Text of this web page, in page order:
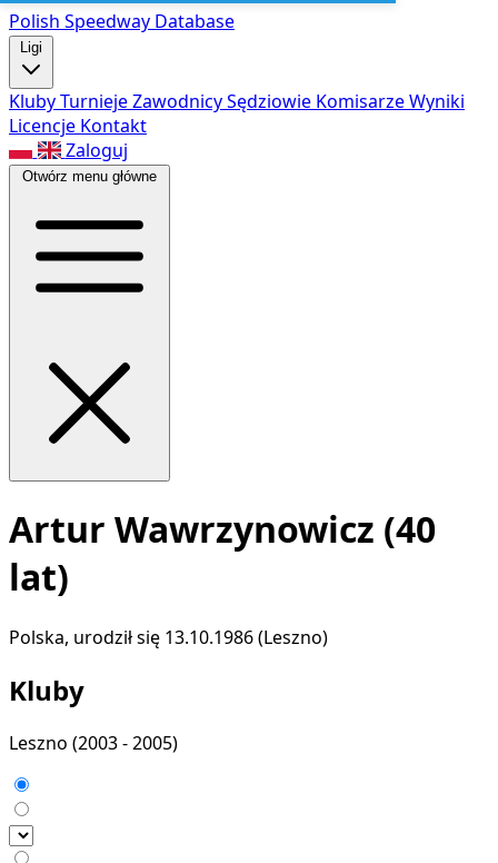
Polish Speedway Database
Ligi
KlubyTurniejeZawodnicySędziowie KomisarzeWyniki
Licencje Kontakt
Zaloguj
Otwórz menu główne
Artur Wawrzynowicz (40
lat)
Polska, urodził się 13.10.1986 (Leszno)
Kluby
Leszno (2003 - 2005)